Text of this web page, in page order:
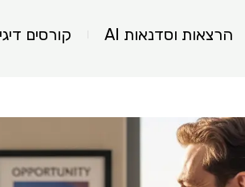
הרצאות וסדנאות AI קורסים